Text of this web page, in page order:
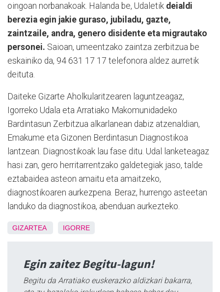
oingoan norbanakoak. Halanda be, Udaletik deialdi
berezia egin jakie guraso, jubiladu, gazte,
zaintzaile, andra, genero disidente eta migrautako
personei. Saioan, umeentzako zaintza zerbitzua be
eskainiko da, 94 631 17 17 telefonora aldez aurretik
deituta.
Daiteke Gizarte Aholkularitzearen laguntzeagaz,
Igorreko Udala eta Arratiako Makomunidadeko
Bardintasun Zerbitzua alkarlanean dabiz atzenaldian,
Emakume eta Gizonen Berdintasun Diagnostikoa
lantzean. Diagnostikoak lau fase ditu. Udal lanketeagaz
hasi zan, gero herritarrentzako galdetegiak jaso, talde
eztabaidea asteon amaitu eta amaitzeko,
diagnostikoaren aurkezpena. Beraz, hurrengo asteetan
landuko da diagnostikoa, abenduan aurkezteko.
GIZARTEA IGORRE
Egin zaitez Begitu-lagun!
Begitu da Arratiako euskerazko aldizkari bakarra,